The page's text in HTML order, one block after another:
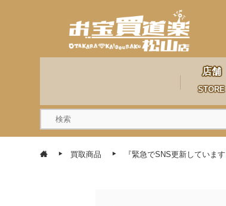
店舗
STORE
買取商品 『緊急でSNS更新しています